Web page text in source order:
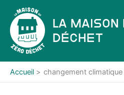
contenu
La
Déchet
Accueil changement climatique